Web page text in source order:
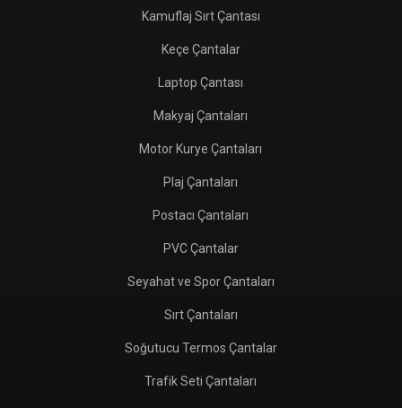
Kamuflaj Sırt Çantası
Keçe Çantalar
Laptop Çantası
Makyaj Çantaları
Motor Kurye Çantaları
Plaj Çantaları
Postacı Çantaları
PVC Çantalar
Seyahat ve Spor Çantaları
Sırt Çantaları
Soğutucu Termos Çantalar
Trafik Seti Çantaları